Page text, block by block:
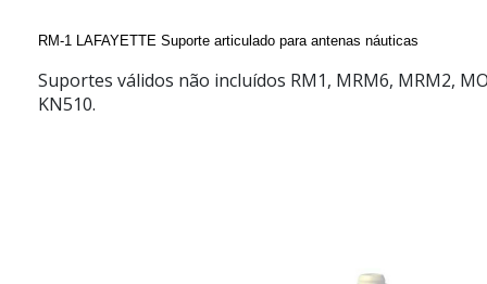
RM-1 LAFAYETTE Suporte articulado para antenas náuticas
Suportes válidos não incluídos RM1, MRM6, MRM2,
KN510.